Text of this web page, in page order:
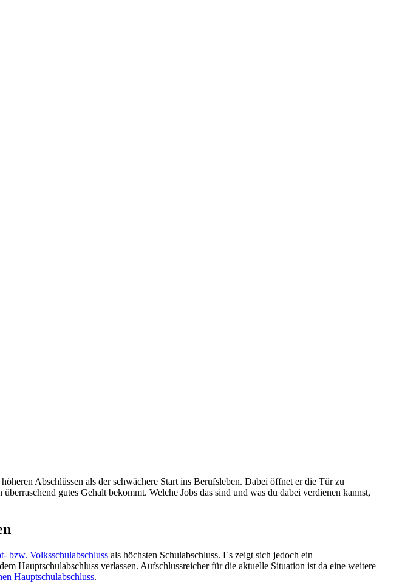
Abschlüssen als der schwächere Start ins Berufsleben. Dabei öffnet er die Tür zu
gutes Gehalt bekommt. Welche Jobs das sind und was du dabei verdienen kannst,
bzw. Volksschulabschluss als höchsten Schulabschluss. Es zeigt sich jedoch ein
Hauptschulabschluss verlassen. Aufschlussreicher für die aktuelle Situation ist da eine weitere
Hauptschulabschluss.